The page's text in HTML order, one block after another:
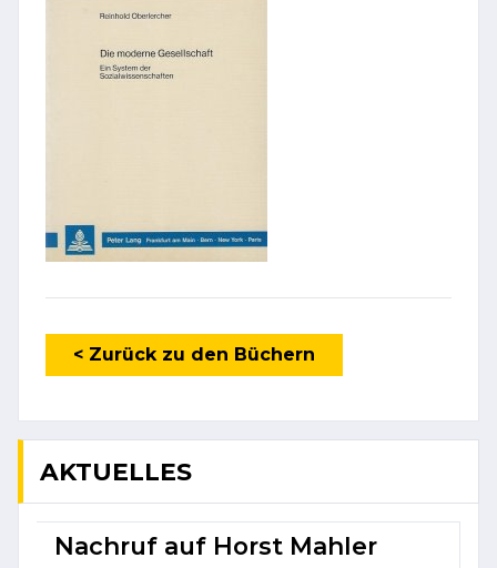
< Zurück zu den Büchern
AKTUELLES
Nachruf auf Horst Mahler